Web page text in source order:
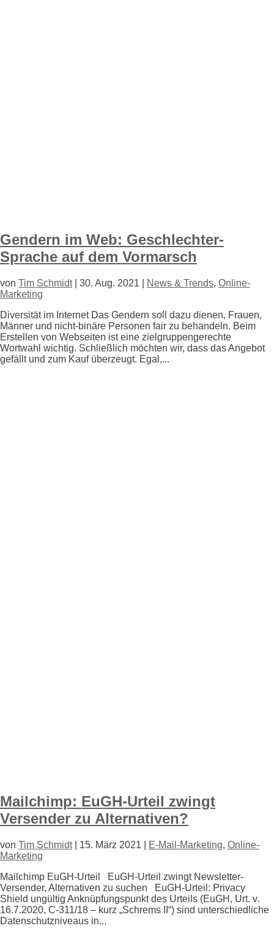
Gendern im Web: Geschlechter-
Sprache auf dem Vormarsch
von Tim Schmidt| 30. Aug. 2021 News & Trends, Online-
Marketing
Diversität im Internet Das Gendern soll dazu dienen, Frauen,
Männer und nicht-binäre Personen fair zu behandeln. Beim
Erstellen von Webseiten ist eine zielgruppengerechte
Wortwahl wichtig. Schließlich möchten wir, dass das Angebot
gefällt und zum Kauf überzeugt. Egal,...
Mailchimp: EuGH-Urteil zwingt
Versender zu Alternativen?
von Tim Schmidt| 15. März 2021 E-Mail-Marketing, Online-
Marketing
Mailchimp EuGH-Urteil EuGH-Urteil zwingt Newsletter-
Versender, Alternativen zu suchen EuGH-Urteil: Privacy
Shield ungültig Anknüpfungspunkt des Urteils (EuGH, Urt. v.
16.7.2020, C-311/18 – kurz „Schrems II“) sind unterschiedliche
Datenschutzniveaus in...